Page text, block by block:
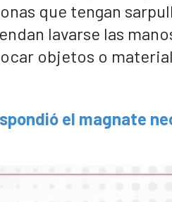
que tengan
lavarse las
objetos o
el magnate